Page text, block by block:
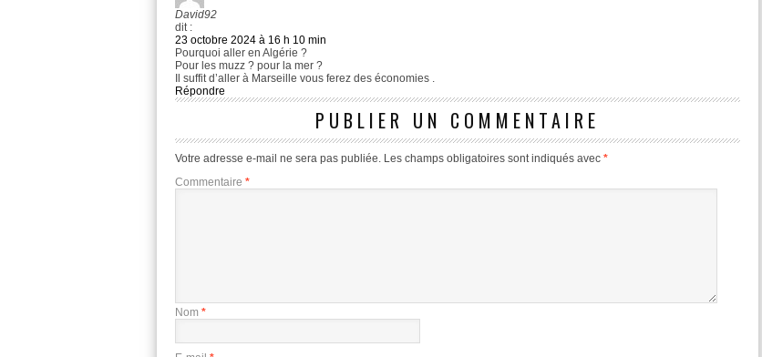
David92
dit :
23 octobre 2024 à 16 h 10 min
Pourquoi aller en Algérie ?
Pour les muzz ? pour la mer ?
Il suffit d’aller à Marseille vous ferez des économies .
Répondre
PUBLIER UN COMMENTAIRE
Votre adresse e-mail ne sera pas publiée. Les champs obligatoires sont indiqués avec *
Commentaire *
Nom *